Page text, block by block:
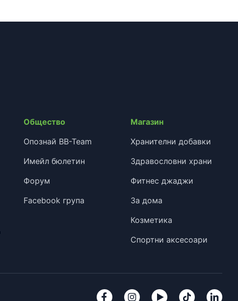
Общество
Опознай BB-Team
Имейл бюлетин
Форум
Facebook група
Магазин
Хранителни добавки
Здравословни храни
Фитнес джаджи
За дома
Козметика
Спортни аксесоари